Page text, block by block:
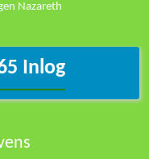
Nazareth
Inlog